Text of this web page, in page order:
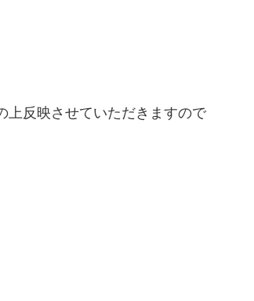
反映させていただきますので